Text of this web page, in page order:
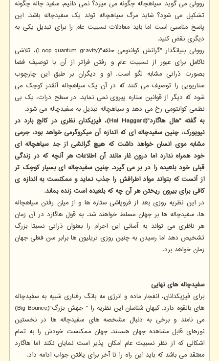
روولی می گوید: سیاهچاله چگونه می میرد؟ نمی دانیم. سفید چاله چگونه
تشکیل می شود؟ شاید مرگ سیاهچاله تولد یک سفیدچاله باشد. این
پاسخ مناسبی است اما باید معادلات نسبیت عام را برای تبدیل یکی به
دیگری نقض کنید.
روولی بنیانگذار "گرانش کوانتومی حلقه"(Loop quantum gravity)، تلاشی
ناکامل برای عبور از نسبیت عام و رفتن فراتر از آن با توصیف فضا
بصورت ذراتی مشابه لگو است. او و دیگران بر طبق این چارچوب
سناریویی را توصیف می کنند که در آن یک سیاهچاله آنقدر کوچک می
شود که دیگر از قوانین ستاره پیروی نمی نماید. در سطح ذرات، یک بی
نظمی کوانتومی رخ می دهد و سیاهچاله تبدیل به سفیدچاله می شود.
به گفته "هال هاگارد"(Hal Haggard)، فیزیکدان نظری در کالج بارد در
نیویورک، چنین سفیدچاله ای که اندازه آن میکروگرمی خواهد بود، جرمی
مشابه موی انسان خواهد داشت که هیچ گرانشی از جد سیاهچاله ای
خود همراه ندارد اما درون غار مانند آن اطلاعات هر آنچه که در زندگی
قبلی خود بلعیده را در بر می گیرد. چنین سفیدچاله ای بسیار کوچک تر
از آنست که بتواند مواد اطرافش را جذب نماید و ممکنست به اندازه ی
کافی برای بیرون ریختن هر آن چه که بلعیده است زنده بماند.
در این نظریه روزی بعد از فروپاشی ستاره ها و از میان رفتن سیاهچاله
ها، سفیدچاله ها بر جهان مسلط خواهند شد. به قول هاگارد در آن زمان
هر ناظری می تواند به آسانی این اجرام را بعنوان ذراتی نسبتا بزرگ
تشخیص دهد اما رسیدن به چنین روزی تریلیون ها برابر سن فعلی جهان
زمان خواهد برد.
سفیدچاله های نهایی
برای فیزیکدانان، انفجار ماده و انرژی مه بانگ رفتاری شبیه به سفیدچاله
های بالقوه دارد. کیهان شناسان این نظریه را " جهش بزرگ"(Big Bounce)
می نامند و برخی به دنبال مشخصه های سفیدچاله ها در نخستین
نورهای قابل مشاهده جهان هستند. جهان ممکنست خودش را به تمام
اشکالی که از نظر نسبیت عام امکان پذیر است نمایان نکند اما هاگارد
معتقد می باشد که باید این راه را تا آخر برای یافتن جواب ادامه داد.